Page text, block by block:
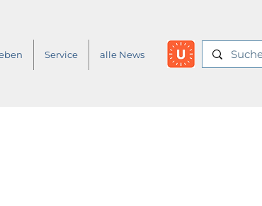
Service alle News